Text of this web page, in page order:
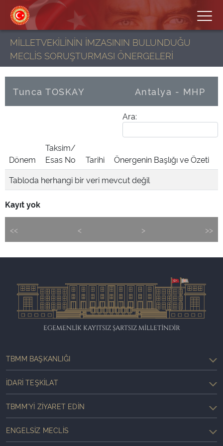
MİLLETVEKİLİNİN İMZASININ BULUNDUĞU
MECLİS SORUŞTURMASI ÖNERGELERİ
Tunca TOSKAY Antalya - MHP
Ara:
Dönem
Taksim/
Esas No
Tarihi
Önergenin Başlığı ve Özeti
Tabloda herhangi bir veri mevcut değil
Kayıt yok
<< < > >>
EGEMENLİK KAYITSIZ ŞARTSIZ MİLLETİNDİR
TBMM BAŞKANLIĞI
İDARI TEŞKILAT
TBMM'YI ZIYARET EDIN
ENGELSIZ MECLIS